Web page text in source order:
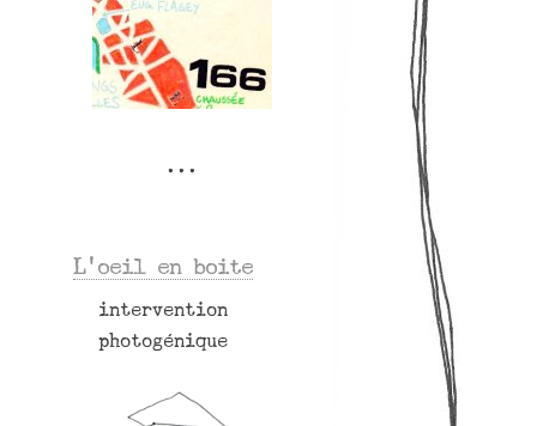
L’oeil en boite
intervention
photogénique